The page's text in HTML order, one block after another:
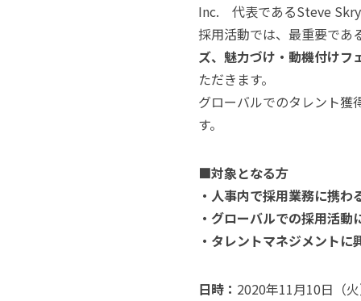
Inc. 代表であるSteve
採用活動では、最重要であ
ズ、魅力づけ・動機付けフ
ただきます。
グローバルでのタレント獲
す。
■対象となる方
・人事内で採用業務に携わ
・グローバルでの採用活動
・タレントマネジメントに
日時： 2020年11月10日（